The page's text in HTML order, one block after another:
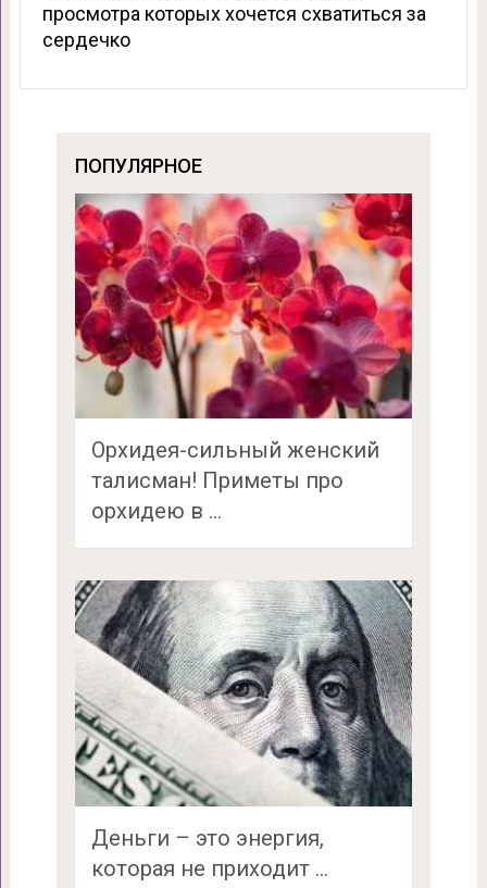
просмотра которых хочется схватиться за
сердечко
ПОПУЛЯРНОЕ
Орхидея-сильный женский
талисман! Приметы про
орхидею в …
Деньги – это энергия,
которая не приходит …